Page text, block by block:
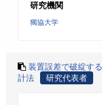
研究機関
獨協大学
装置誤差で破綻す
計法
研究代表者